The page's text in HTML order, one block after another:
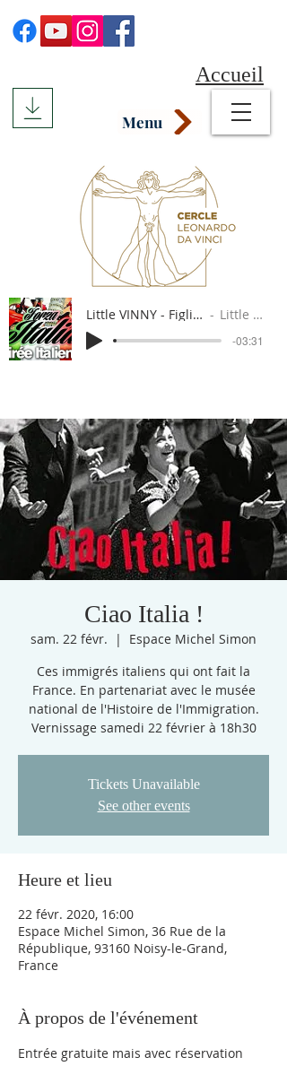
Accueil
Menu
Little VINNY - Figli dell'Italia Little Vinny
-03:31
Ciao Italia !
sam. 22 févr.
  |
Espace Michel Simon
Ces immigrés italiens qui ont fait la
France. En partenariat avec le musée
national de l'Histoire de l'Immigration.
Vernissage samedi 22 février à 18h30
Tickets Unavailable
See other events
Heure et lieu
22 févr. 2020, 16:00
Espace Michel Simon, 36 Rue de la
République, 93160 Noisy-le-Grand,
France
À propos de l'événement
Entrée gratuite mais avec réservation